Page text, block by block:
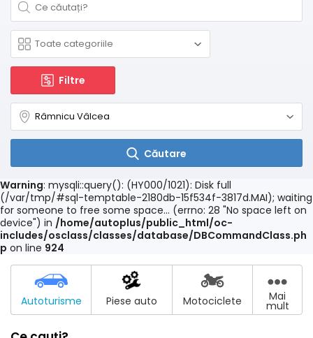
Filtre
Căutare
Warning: mysqli::query(): (HY000/1021): Disk full
(/var/tmp/#sql-temptable-2180db-15f534f-3817d.MAI); waiting
for someone to free some space... (errno: 28 "No space left on
device") in /home/autoplus/public_html/oc-
includes/osclass/classes/database/DBCommandClass.ph
p on line 924
Autoturisme Piese auto Motociclete Mai
mult